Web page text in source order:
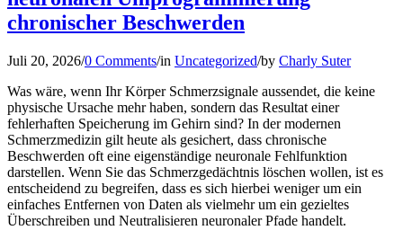
chronischer Beschwerden
Juli 20, 2026/0 Comments/in Uncategorized/by Charly Suter
Was wäre, wenn Ihr Körper Schmerzsignale aussendet, die keine
physische Ursache mehr haben, sondern das Resultat einer
fehlerhaften Speicherung im Gehirn sind? In der modernen
Schmerzmedizin gilt heute als gesichert, dass chronische
Beschwerden oft eine eigenständige neuronale Fehlfunktion
darstellen. Wenn Sie das Schmerzgedächtnis löschen wollen, ist es
entscheidend zu begreifen, dass es sich hierbei weniger um ein
einfaches Entfernen von Daten als vielmehr um ein gezieltes
Überschreiben und Neutralisieren neuronaler Pfade handelt.